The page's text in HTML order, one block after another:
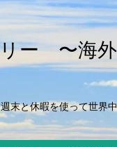
ー 〜海
末と休暇を使って世界